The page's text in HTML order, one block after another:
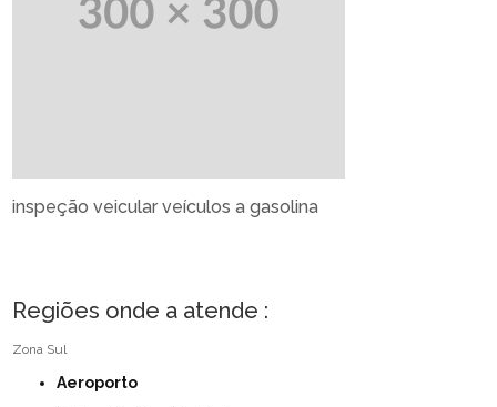
inspeção veicular veículos a gasolina
Regiões onde a atende :
Zona Sul
Aeroporto